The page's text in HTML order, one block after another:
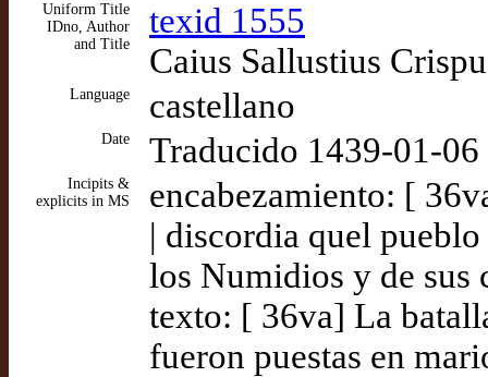
Uniform Title
IDno, Author
and Title
texid 1555
Caius Sallustius
Language castellano
Date Traducido 1439-01-06
Incipits &
explicits in MS
encabezamiento: [
| discordia quel
los Numidios y de sus
texto: [ 36va] La
fueron puestas en